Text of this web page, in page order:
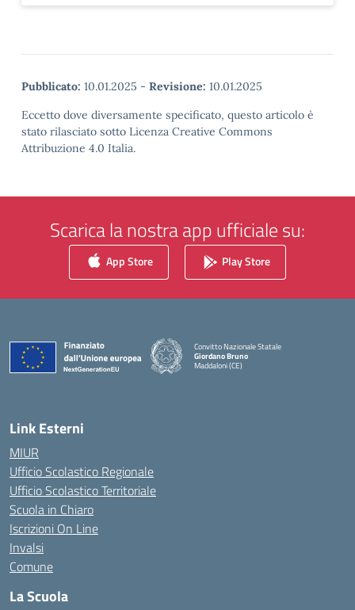
Pubblicato: 10.01.2025 - Revisione: 10.01.2025
Eccetto dove diversamente specificato, questo articolo è
stato rilasciato sotto Licenza Creative Commons
Attribuzione 4.0 Italia.
Scarica la nostra app ufficiale su:
App Store Play Store
Convitto Nazionale Statale
Giordano Bruno
Maddaloni (CE)
Link Esterni
MIUR
Ufficio Scolastico Regionale
Ufficio Scolastico Territoriale
Scuola in Chiaro
Iscrizioni On Line
Invalsi
Comune
La Scuola